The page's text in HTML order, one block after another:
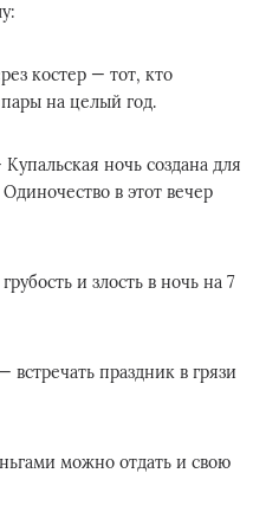
костер — тот, кто
пары на целый год.
ночь создана для
в этот вечер
и злость в ночь на 7
праздник в грязи
можно отдать и свою